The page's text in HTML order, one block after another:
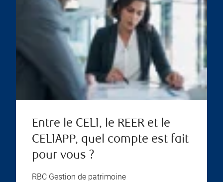
Entre le CELI, le REER et le
CELIAPP, quel compte est fait
pour vous ?
RBC Gestion de patrimoine